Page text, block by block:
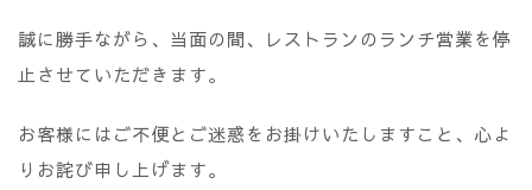
誠に勝手ながら、当面の間、レストランのランチ営業を停
止させていただきます。
お客様にはご不便とご迷惑をお掛けいたしますこと、心よ
りお詫び申し上げます。